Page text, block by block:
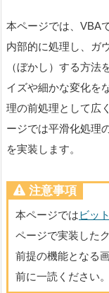
本ページでは、VBA
内部的に処理し、ガ
（ぼかし）する方法
イズや細かな変化を
理の前処理として広
ージでは平滑化処理
を実装します。
注意事項
本ページではビッ
ページで実装した
前提の機能となる
前に一読ください。